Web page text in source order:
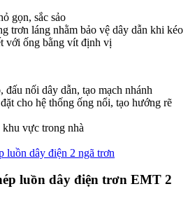
gọn, sắc sảo
trơn láng nhằm bảo vệ dây dẫn khi kéo
với ống bằng vít định vị
đấu nối dây dẫn, tạo mạch nhánh
cho hệ thống ống nổi, tạo hướng rẽ
khu vực trong nhà
luồn dây điện trơn EMT 2